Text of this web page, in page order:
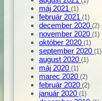
máj 2021 (1)
február 2021 (1)
december 2020 (2)
november 2020 (1)
október 2020 (1)
september 2020 (1)
august 2020 (1)
máj 2020 (1)
marec 2020 (2)
február 2020 (2)
január 2020 (1)